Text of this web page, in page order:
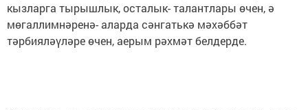
кызларга тырышлык, осталык- талантлары өчен, ә
мөгаллимнәренә- аларда сәнгатькә мәхәббәт
тәрбияләүләре өчен, аерым рәхмәт белдерде.